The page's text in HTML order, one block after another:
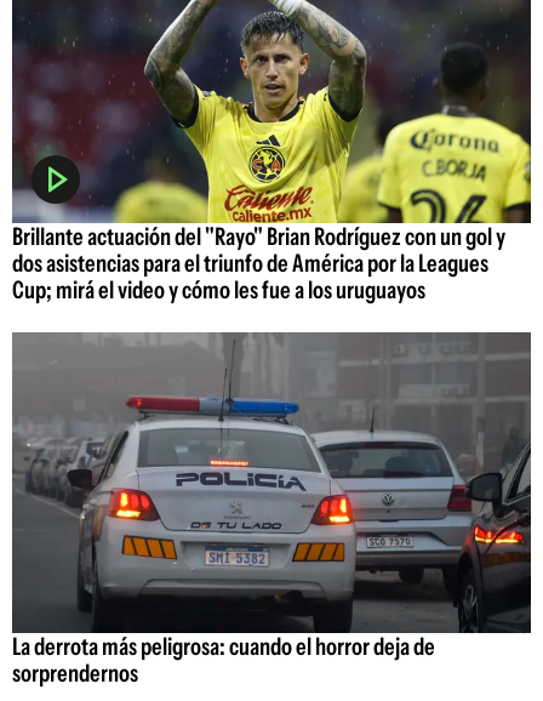
Brillante actuación del "Rayo" Brian Rodríguez con un gol y
dos asistencias para el triunfo de América por la Leagues
Cup; mirá el video y cómo les fue a los uruguayos
La derrota más peligrosa: cuando el horror deja de
sorprendernos